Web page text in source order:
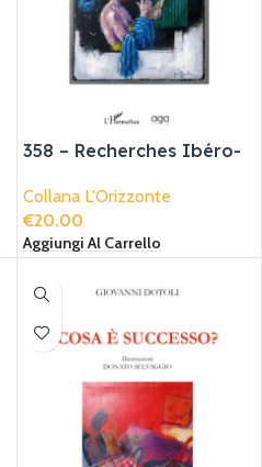
358 – Recherches Ibéro-
Collana L'Orizzonte
€20.00
Aggiungi Al Carrello